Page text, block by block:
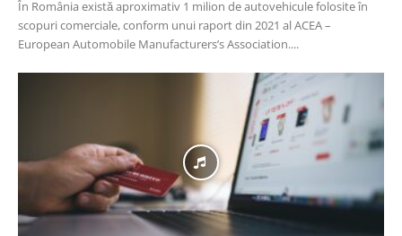
În România există aproximativ 1 milion de autovehicule folosite în
scopuri comerciale, conform unui raport din 2021 al ACEA –
European Automobile Manufacturers’s Association....